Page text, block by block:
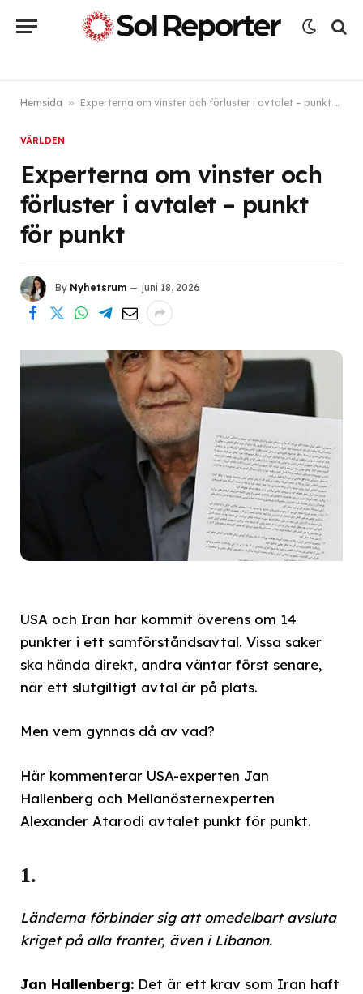
Hemsida » Experterna om vinster och förluster i avtalet – punkt för punkt
VÄRLDEN
Experterna om vinster och
förluster i avtalet – punkt
för punkt
By Nyhetsrum juni 18, 2026
USA och Iran har kommit överens om 14
punkter i ett samförståndsavtal. Vissa saker
ska hända direkt, andra väntar först senare,
när ett slutgiltigt avtal är på plats.
Men vem gynnas då av vad?
Här kommenterar USA-experten Jan
Hallenberg och Mellanösternexperten
Alexander Atarodi avtalet punkt för punkt.
1.
Länderna förbinder sig att omedelbart avsluta
kriget på alla fronter, även i Libanon.
Jan Hallenberg: Det är ett krav som Iran haft